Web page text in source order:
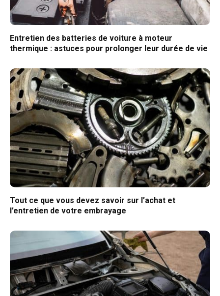
Entretien des batteries de voiture à moteur
thermique : astuces pour prolonger leur durée de vie
Tout ce que vous devez savoir sur l’achat et
l’entretien de votre embrayage